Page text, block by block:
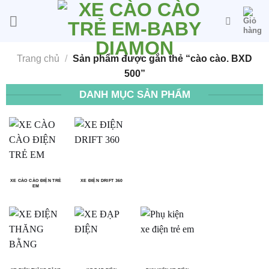
Trang chủ / Sản phẩm được gắn thẻ “cào cào. BXD
500”
DANH MỤC SẢN PHẨM
XE CÀO CÀO ĐIỆN TRẺ
EM
XE ĐIỆN DRIFT 360